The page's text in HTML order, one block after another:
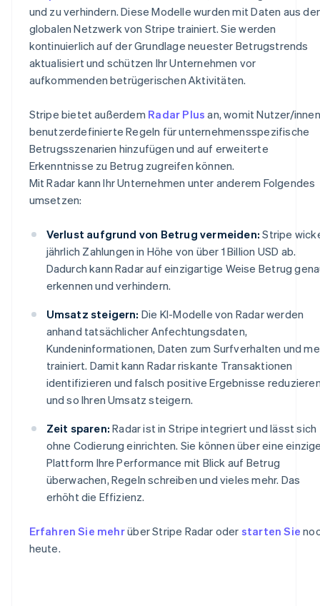
und zu verhindern. Diese Modelle wurden mit Daten aus
globalen Netzwerk von Stripe trainiert. Sie werden
kontinuierlich auf der Grundlage neuester Betrugstrends
aktualisiert und schützen Ihr Unternehmen vor
aufkommenden betrügerischen Aktivitäten.
Stripe bietet außerdem Radar Plus an, womit Nutzer/innen
benutzerdefinierte Regeln für unternehmensspezifische
Betrugsszenarien hinzufügen und auf erweiterte
Erkenntnisse zu Betrug zugreifen können.
Mit Radar kann Ihr Unternehmen unter anderem Folgendes
umsetzen:
Verlust aufgrund von Betrug vermeiden: Stripe
jährlich Zahlungen in Höhe von über 1 Billion USD ab.
Dadurch kann Radar auf einzigartige Weise Betrug
erkennen und verhindern.
Umsatz steigern: Die KI-Modelle von Radar werden
anhand tatsächlicher Anfechtungsdaten,
Kundeninformationen, Daten zum Surfverhalten und
trainiert. Damit kann Radar riskante Transaktionen
identifizieren und falsch positive Ergebnisse
und so Ihren Umsatz steigern.
Zeit sparen: Radar ist in Stripe integriert und lässt sich
ohne Codierung einrichten. Sie können über eine
Plattform Ihre Performance mit Blick auf Betrug
überwachen, Regeln schreiben und vieles mehr. Das
erhöht die Effizienz.
Erfahren Sie mehrüber Stripe Radar oder starten Sie
heute.